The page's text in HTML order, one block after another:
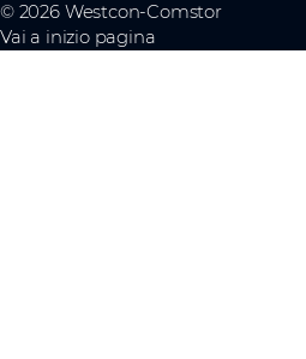
© 2026 Westcon-Comstor
Vai a inizio pagina